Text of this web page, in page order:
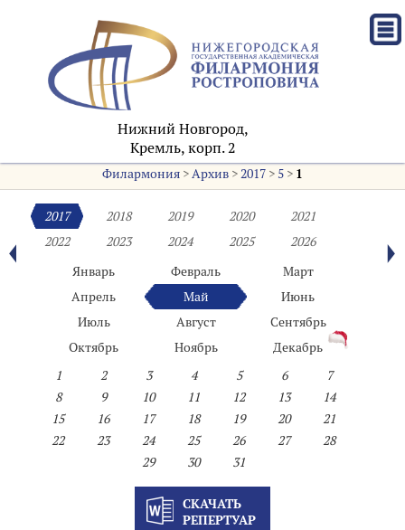
Нижний Новгород,
Кремль, корп. 2
Филармония>Архив>2017> 5> 1
2017 2018 2019 2020
2021
2022
2023 2024 2025
2026
Январь
Февраль
Март
Апрель
Май
Июнь
Июль
Август
Сентябрь
Октябрь
Ноябрь
Декабрь
1
2 3 4 5 6
7
8
9 10 11 12 13
14
15
16 17 18 19 20
21
22
23 24 25 26 27
28
29
30 31
СКАЧАТЬ
РЕПЕРТУАР